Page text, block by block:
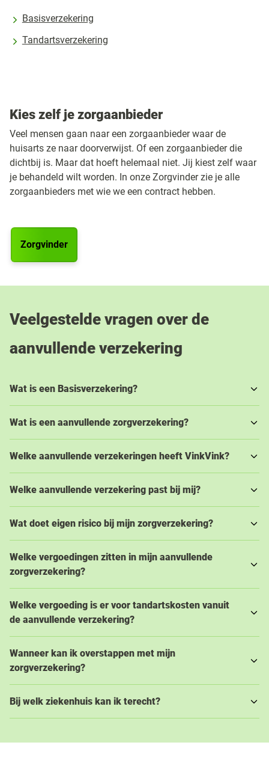
Basisverzekering
Tandartsverzekering
Kies zelf je zorgaanbieder
Veel mensen gaan naar een zorgaanbieder waar de
huisarts ze naar doorverwijst. Of een zorgaanbieder die
dichtbij is. Maar dat hoeft helemaal niet. Jij kiest zelf waar
je behandeld wilt worden. In onze Zorgvinder zie je alle
zorgaanbieders met wie we een contract hebben.
Zorgvinder
Veelgestelde vragen over de
aanvullende verzekering
Wat is een Basisverzekering?
Wat is een aanvullende zorgverzekering?
Welke aanvullende verzekeringen heeft VinkVink?
Welke aanvullende verzekering past bij mij?
Wat doet eigen risico bij mijn zorgverzekering?
Welke vergoedingen zitten in mijn aanvullende
zorgverzekering?
Welke vergoeding is er voor tandartskosten vanuit
de aanvullende verzekering?
Wanneer kan ik overstappen met mijn
zorgverzekering?
Bij welk ziekenhuis kan ik terecht?